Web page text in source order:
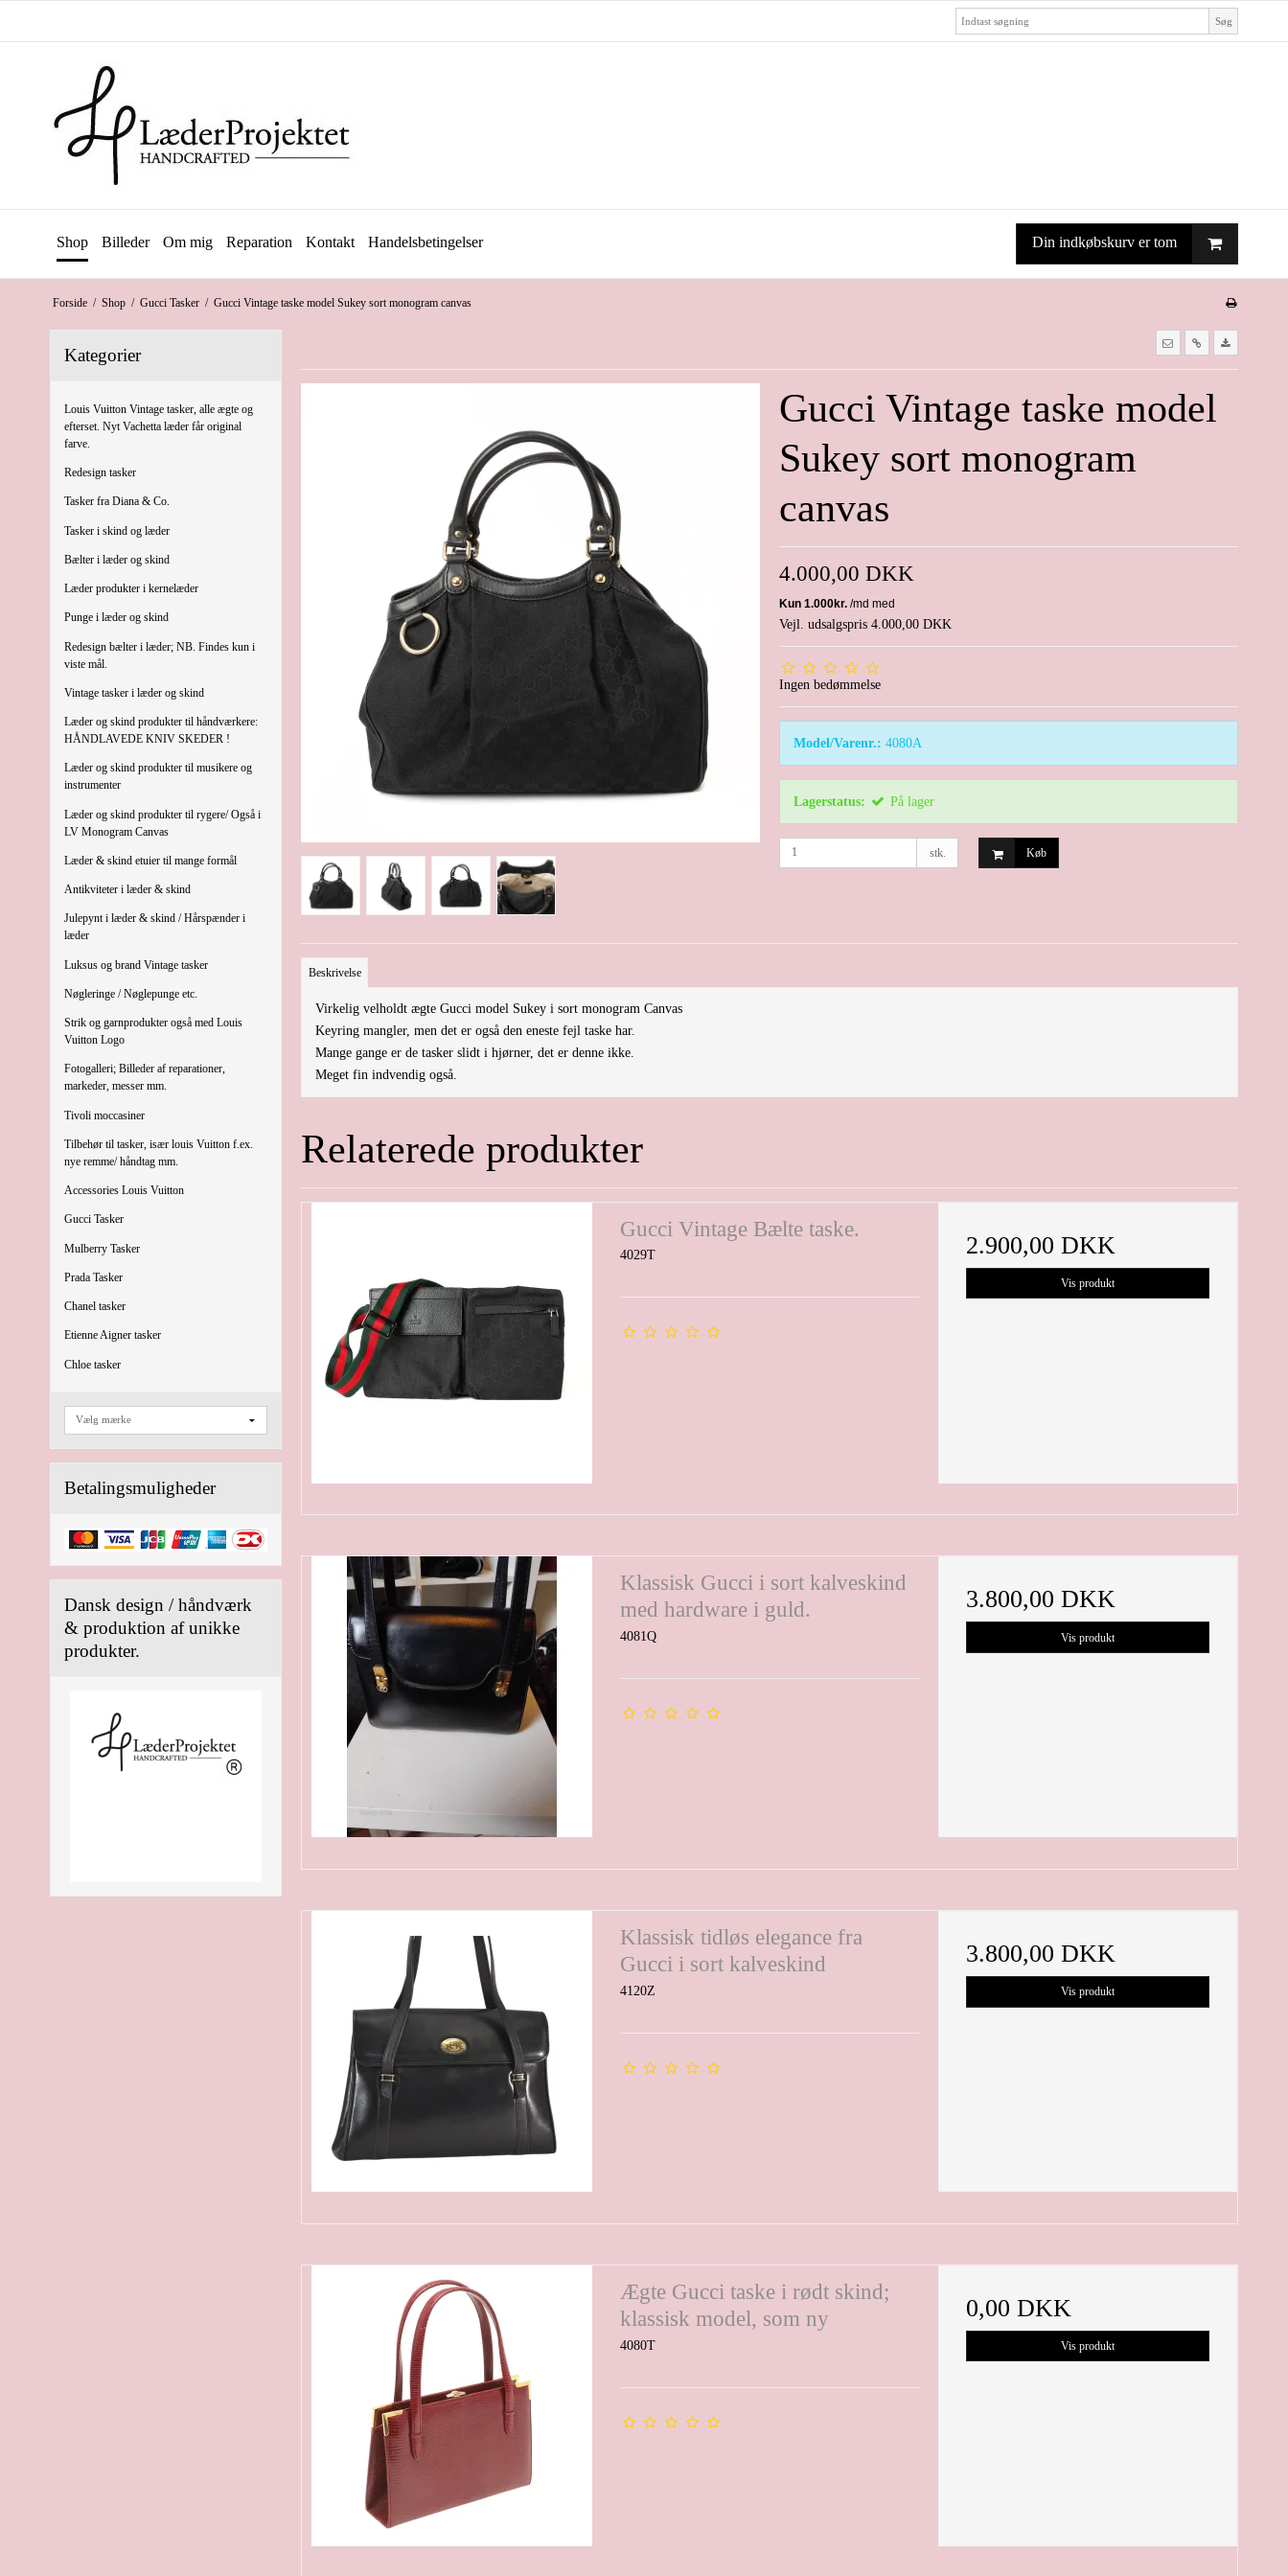
Søg
Shop Billeder Om mig Reparation Kontakt Handelsbetingelser Din indkøbskurv er tom
Forside / Shop / Gucci Tasker / Gucci Vintage taske model Sukey sort monogram canvas
Kategorier
Louis Vuitton Vintage tasker, alle ægte og
efterset. Nyt Vachetta læder får original
farve.
Redesign tasker
Tasker fra Diana & Co.
Tasker i skind og læder
Bælter i læder og skind
Læder produkter i kernelæder
Punge i læder og skind
Redesign bælter i læder; NB. Findes kun i
viste mål.
Vintage tasker i læder og skind
Læder og skind produkter til håndværkere:
HÅNDLAVEDE KNIV SKEDER !
Læder og skind produkter til musikere og
instrumenter
Læder og skind produkter til rygere/ Også i
LV Monogram Canvas
Læder & skind etuier til mange formål
Antikviteter i læder & skind
Julepynt i læder & skind / Hårspænder i
læder
Luksus og brand Vintage tasker
Nøgleringe / Nøglepunge etc.
Strik og garnprodukter også med Louis
Vuitton Logo
Fotogalleri; Billeder af reparationer,
markeder, messer mm.
Tivoli moccasiner
Tilbehør til tasker, især louis Vuitton f.ex.
nye remme/ håndtag mm.
Accessories Louis Vuitton
Gucci Tasker
Mulberry Tasker
Prada Tasker
Chanel tasker
Etienne Aigner tasker
Chloe tasker
Betalingsmuligheder
Dansk design / håndværk
& produktion af unikke
produkter.
Gucci Vintage taske model
Sukey sort monogram
canvas
4.000,00 DKK
Vejl. udsalgspris 4.000,00 DKK
Ingen bedømmelse
Model/Varenr.: 4080A
Lagerstatus: På lager
stk. Køb
Beskrivelse
Virkelig velholdt ægte Gucci model Sukey i sort monogram Canvas
Keyring mangler, men det er også den eneste fejl taske har.
Mange gange er de tasker slidt i hjørner, det er denne ikke.
Meget fin indvendig også.
Relaterede produkter
Gucci Vintage Bælte taske.
4029T 2.900,00 DKK
Vis produkt
Klassisk Gucci i sort kalveskind
med hardware i guld.
4081Q
3.800,00 DKK
Vis produkt
Klassisk tidløs elegance fra
Gucci i sort kalveskind
4120Z
3.800,00 DKK
Vis produkt
Ægte Gucci taske i rødt skind;
klassisk model, som ny
4080T
0,00 DKK
Vis produkt